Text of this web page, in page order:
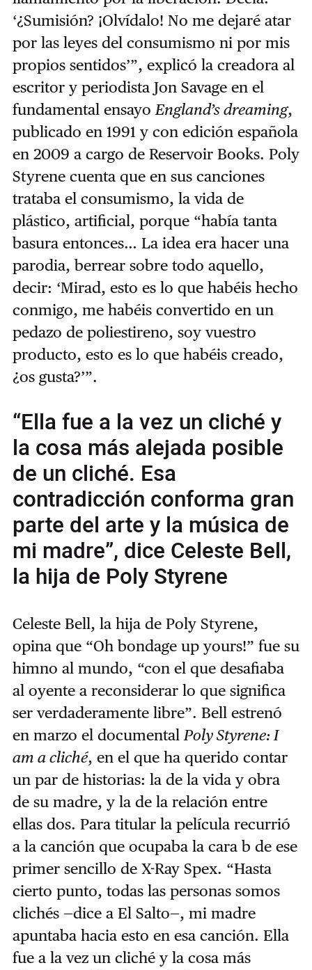
‘¿Sumisión? ¡Olvídalo! No me dejaré atar
por las leyes del consumismo ni por mis
propios sentidos’”, explicó la creadora al
escritor y periodista Jon Savage en el
fundamental ensayo England’s dreaming,
publicado en 1991 y con edición española
en 2009 a cargo de Reservoir Books. Poly
Styrene cuenta que en sus canciones
trataba el consumismo, la vida de
plástico, artificial, porque “había tanta
basura entonces… La idea era hacer una
parodia, berrear sobre todo aquello,
decir: ‘Mirad, esto es lo que habéis hecho
conmigo, me habéis convertido en un
pedazo de poliestireno, soy vuestro
producto, esto es lo que habéis creado,
¿os gusta?’”.
“Ella fue a la vez un cliché y
la cosa más alejada posible
de un cliché. Esa
contradicción conforma gran
parte del arte y la música de
mi madre”, dice Celeste Bell,
la hija de Poly Styrene
Celeste Bell, la hija de Poly Styrene,
opina que “Oh bondage up yours!” fue su
himno al mundo, “con el que desafiaba
al oyente a reconsiderar lo que significa
ser verdaderamente libre”. Bell estrenó
en marzo el documental Poly Styrene: I
am a cliché, en el que ha querido contar
un par de historias: la de la vida y obra
de su madre, y la de la relación entre
ellas dos. Para titular la película recurrió
a la canción que ocupaba la cara b de ese
primer sencillo de X-Ray Spex. “Hasta
cierto punto, todas las personas somos
clichés —dice a El Salto—, mi madre
apuntaba hacia esto en esa canción. Ella
fue a la vez un cliché y la cosa más